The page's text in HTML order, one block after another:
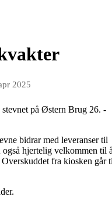
2025
på Østern Brug 26. -
bidrar med leveranser til
hjertelig velkommen til
fra kiosken går